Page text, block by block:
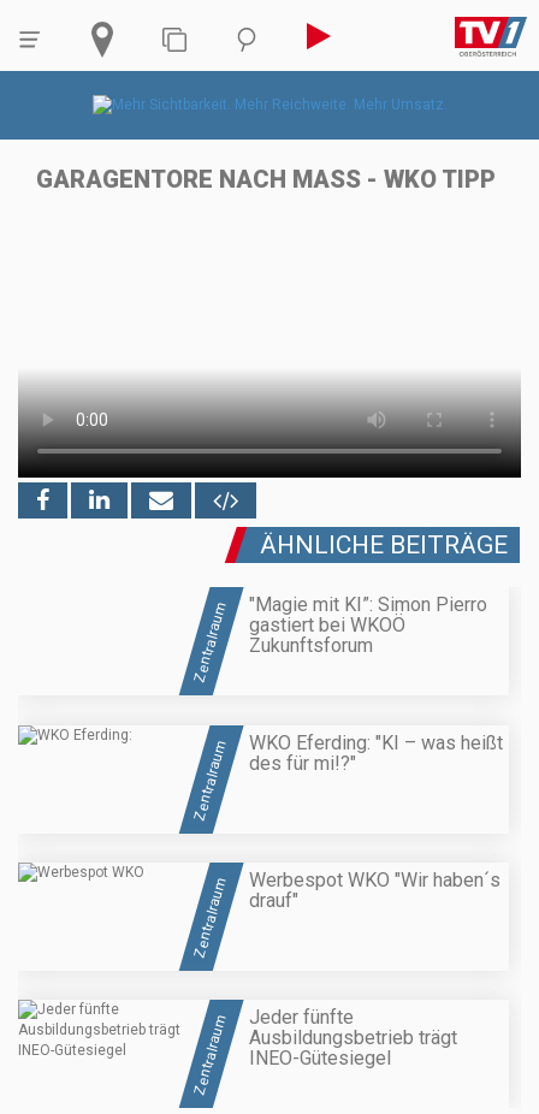
GARAGENTORE NACH MASS - WKO TIPP
ÄHNLICHE BEITRÄGE
Zentralraum
"Magie mit KI”: Simon Pierro
gastiert bei WKOÖ
Zukunftsforum
Zentralraum
WKO Eferding: "KI – was heißt
des für mi!?"
Zentralraum
Werbespot WKO "Wir haben´s
drauf"
Zentralraum
Jeder fünfte
Ausbildungsbetrieb trägt
INEO-Gütesiegel